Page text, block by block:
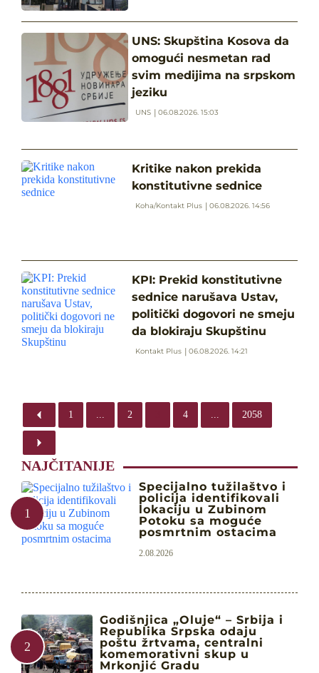
UNS: Skupština Kosova da
omogući nesmetan rad
svim medijima na srpskom
jeziku
UNS 06.08.2026. 15:03
Kritike nakon prekida
konstitutivne sednice
Koha/Kontakt Plus 06.08.2026. 14:56
KPI: Prekid konstitutivne
sednice narušava Ustav,
politički dogovori ne smeju
da blokiraju Skupštinu
Kontakt Plus 06.08.2026. 14:21
1 ... 2 4 ... 2058
NAJČITANIJE
Specijalno tužilaštvo i
policija identifikovali
lokaciju u Zubinom
Potoku sa moguće
posmrtnim ostacima
2.08.2026
Godišnjica „Oluje“ – Srbija i
Republika Srpska odaju
poštu žrtvama, centralni
komemorativni skup u
Mrkonjić Gradu